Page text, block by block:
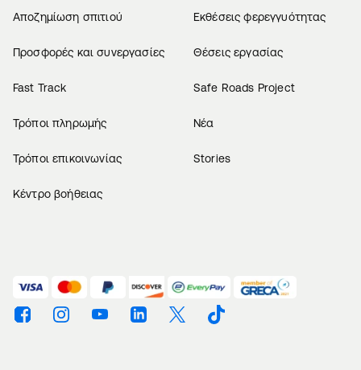
Αποζημίωση σπιτιού
Προσφορές και συνεργασίες
Fast Track
Τρόποι πληρωμής
Τρόποι επικοινωνίας
Κέντρο βοήθειας
Εκθέσεις φερεγγυότητας
Θέσεις εργασίας
Safe Roads Project
Νέα
Stories
Βρείτε μας στο Facebook
Βρείτε μας στο Instagram
Βρείτε μας στο Youtube
Βρείτε μας στο Linkedin
Βρείτε μας στο Twitter
Βρείτε μας στο TikTok